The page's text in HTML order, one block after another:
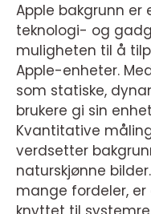
Apple bakgrunn
teknologi- og
muligheten til å
Apple-enheter.
som statiske,
brukere gi sin
Kvantitative
verdsetter
naturskjønne
mange fordeler,